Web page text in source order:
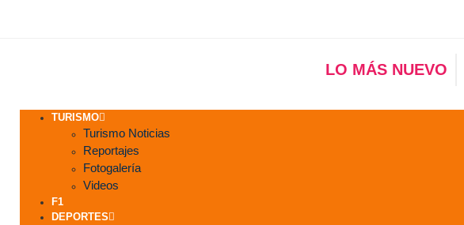
LO MÁS NUEVO
TURISMO
Turismo Noticias
Reportajes
Fotogalería
Videos
F1
DEPORTES